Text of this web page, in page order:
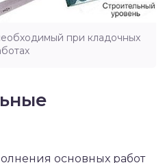
при кладочных
основных работ